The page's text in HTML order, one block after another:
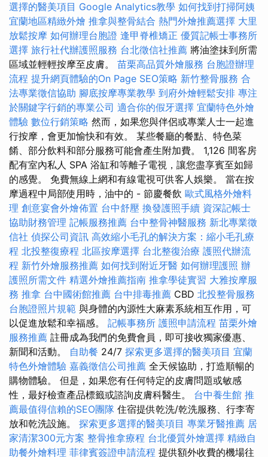
選擇的醫美項目 Google Analytics教學 如何找到打掃阿姨
宜蘭地區精緻外燴 推拿與整骨結合 熱門外燴推薦選擇 大里
放鬆按摩 如何辦理台胞證 逢甲脊椎矯正 優質記帳士事務所
選擇 旅行社代辦護照服務 台北徵信社推薦 將油塗抹到所需
區域並輕輕按摩至皮膚。 苗栗高品質外燴服務 台胞證辦理
流程 提升網頁體驗的On Page SEO策略 新竹整骨服務 合
法專業徵信協助 腳底按摩專業教學 到府外燴輕鬆安排 專注
於關鍵字行銷的專業公司 適合你的假牙選擇 宜蘭特色外燴
體驗 數位行銷策略 然而，如果您與伴侶或專業人士一起進
行按摩，會更加愉快和有效。 某些餐廳的餐點、特色菜
餚、部分飲料和部分服務可能會產生附加費。 1,126 間客房
配有室內私人 SPA 浴缸和等離子電視，讓您盡享賓至如歸
的感覺。 免費無線上網和有線電視可供客人娛樂。 當在按
摩過程中局部使用時，油中的 - 節慶餐飲 歐式風格外燴料
理 創意宴會外燴佈置 台中舒壓 換發護照手續 資深記帳士
協助財務管理 記帳服務推薦 台中整骨神醫服務 新北專業徵
信社 偵探公司資訊 高效縮小毛孔的解決方案：縮小毛孔療
程 北投整復療程 北區按摩選擇 台北整復治療 護照代辦流
程 新竹外燴服務推薦 如何找到附近牙醫 如何辦理護照 辦
護照所需文件 精選外燴推薦指南 推拿學徒實習 大雅按摩服
務 推拿 台中國術館推薦 台中排毒推薦 CBD 北投整骨服務
台胞證照片規範 與身體的內源性大麻素系統相互作用，可
以促進放鬆和幸福感。 記帳事務所 護照申請流程 苗栗外燴
服務推薦 註冊成為我們的免費會員，即可接收獨家優惠、
新聞和活動。 自助餐 24/7 探索更多選擇的醫美項目 宜蘭
特色外燴體驗 嘉義徵信公司推薦 全天候協助，打造順暢的
購物體驗。 但是，如果您有任何特定的皮膚問題或敏感
性，最好檢查產品標籤或諮詢皮膚科醫生。 台中養生館 推
薦最值得信賴的SEO團隊 住宿提供乾洗/乾洗服務、行李寄
放和乾洗設施。 探索更多選擇的醫美項目 專業牙醫推薦 居
家清潔300元方案 整骨推拿療程 台北優質外燴選擇 精緻自
助餐外燴料理 菲律賓簽證申請流程 提供額外收費的機場往